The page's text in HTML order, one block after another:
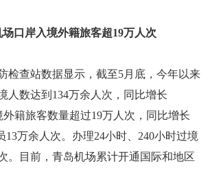
口岸入境外籍旅客超19万人次
检查站数据显示，截至5月底，今年以来
人数达到134万余人次，同比增长
外籍旅客数量超过19万人次，同比增长
13万余人次。办理24小时、240小时过境
。目前，青岛机场累计开通国际和地区